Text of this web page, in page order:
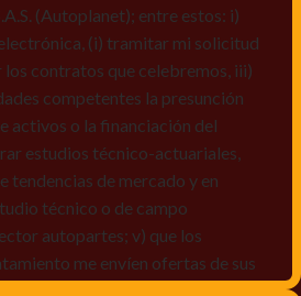
(Autoplanet); entre estos: i)
(i) tramitar mi solicitud
los contratos que celebremos, iii)
competentes la presunción
activos o la financiación del
estudios técnico-actuariales,
tendencias de mercado y en
técnico o de campo
autopartes; v) que los
me envíen ofertas de sus